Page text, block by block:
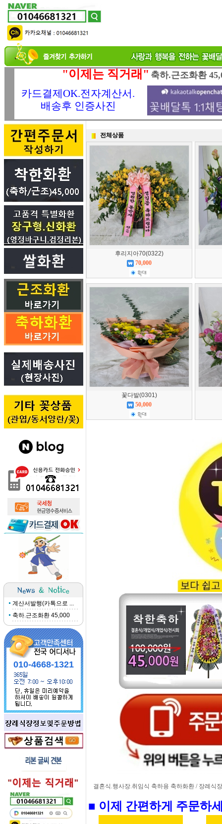
"이제는 직거래" 축하.근조화환
카드결제OK.전자계산서.
배송후 인증사진
계산서발행(카톡으로 ...
축하.근조화환 45,000
010-4668-1321
전체상품
후리지아70(0322)
70,000
꽃다발(0301)
50,000
결혼식.행사장.취임식 축하용 축하화환 / 장례식
■ 이제 간편하게 주문하